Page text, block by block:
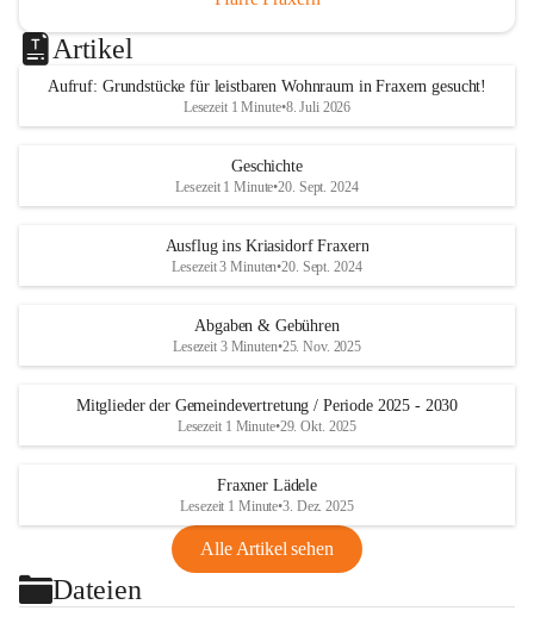
Artikel
Aufruf: Grundstücke für leistbaren Wohnraum in Fraxern gesucht!
Lesezeit 1 Minute•8. Juli 2026
Geschichte
Lesezeit 1 Minute•20. Sept. 2024
Ausflug ins Kriasidorf Fraxern
Lesezeit 3 Minuten•20. Sept. 2024
Abgaben & Gebühren
Lesezeit 3 Minuten•25. Nov. 2025
Mitglieder der Gemeindevertretung / Periode 2025 - 2030
Lesezeit 1 Minute•29. Okt. 2025
Fraxner Lädele
Lesezeit 1 Minute•3. Dez. 2025
Alle Artikel sehen
Dateien